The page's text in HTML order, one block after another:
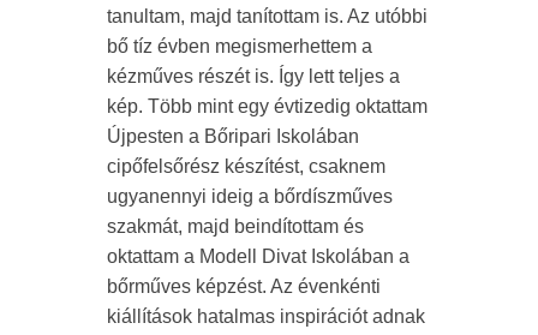
tanultam, majd tanítottam is. Az utóbbi
bő tíz évben megismerhettem a
kézműves részét is. Így lett teljes a
kép. Több mint egy évtizedig oktattam
Újpesten a Bőripari Iskolában
cipőfelsőrész készítést, csaknem
ugyanennyi ideig a bőrdíszműves
szakmát, majd beindítottam és
oktattam a Modell Divat Iskolában a
bőrműves képzést. Az évenkénti
kiállítások hatalmas inspirációt adnak